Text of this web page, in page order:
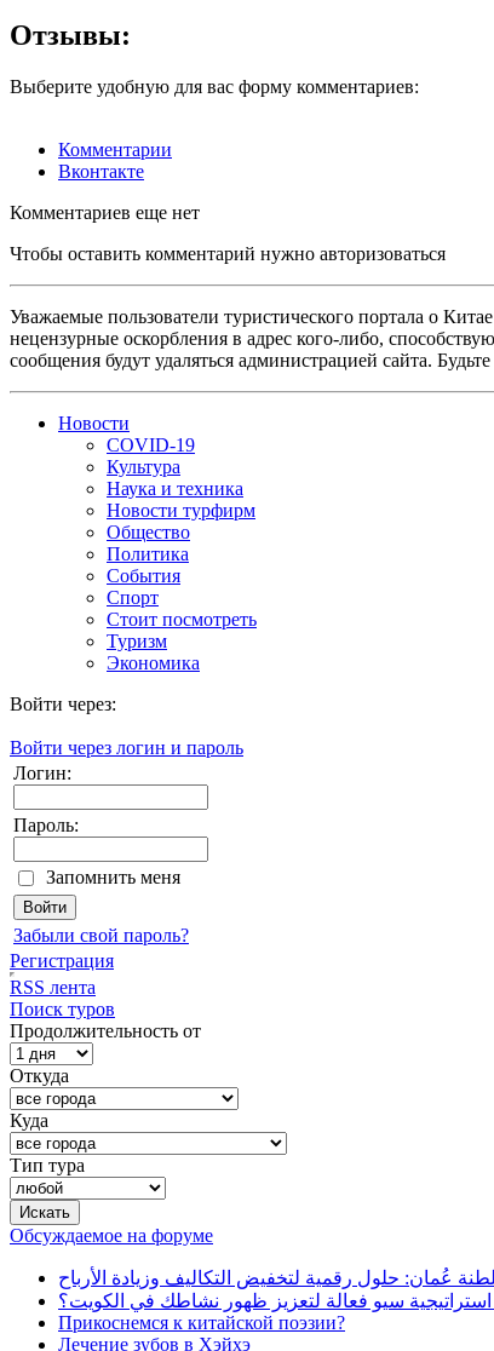
Отзывы:
Выберите удобную для вас форму комментариев:
Комментарии
Вконтакте
Комментариев еще нет
Чтобы оставить комментарий нужно авторизоваться
Уважаемые пользователи туристического портала о
нецензурные оскорбления в адрес кого-либо,
сообщения будут удаляться администрацией сайта.
Новости
COVID-19
Культура
Наука и техника
Новости турфирм
Общество
Политика
События
Спорт
Стоит посмотреть
Туризм
Экономика
Войти через:
Войти через логин и пароль
Логин:
Пароль:
Запомнить меня
Забыли свой пароль?
Регистрация
RSS лента
Поиск туров
Продолжительность от
Откуда
Куда
Тип тура
Обсуждаемое на форуме
عُمان: حلول رقمية لتخفيض التكاليف وزيادة الأرباح
سيو فعالة لتعزيز ظهور نشاطك في الكويت؟
Прикоснемся к китайской поэзии?
Лечение зубов в Хэйхэ